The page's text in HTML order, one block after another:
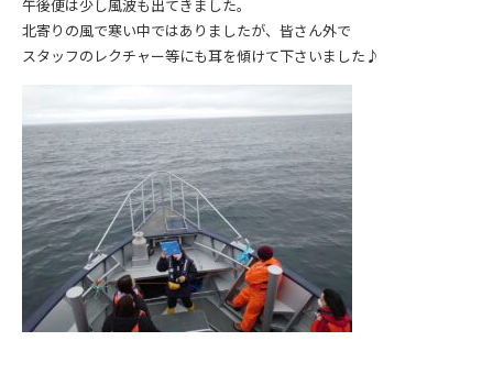
午後便は少し風波も出てきました。
北寄りの風で寒い中ではありましたが、皆さん外で
スタッフのレクチャー等にも耳を傾けて下さいました♪